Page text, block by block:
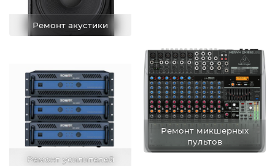
Ремонт акустики
Ремонт усилителей
Ремонт микшерных
пультов